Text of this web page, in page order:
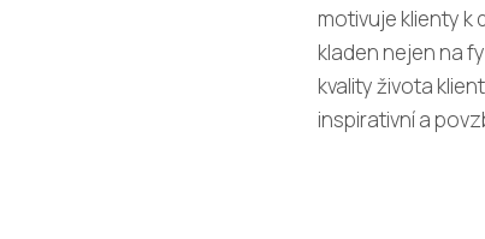
motivuje klienty k
kladen nejen na
kvality života
inspirativní a